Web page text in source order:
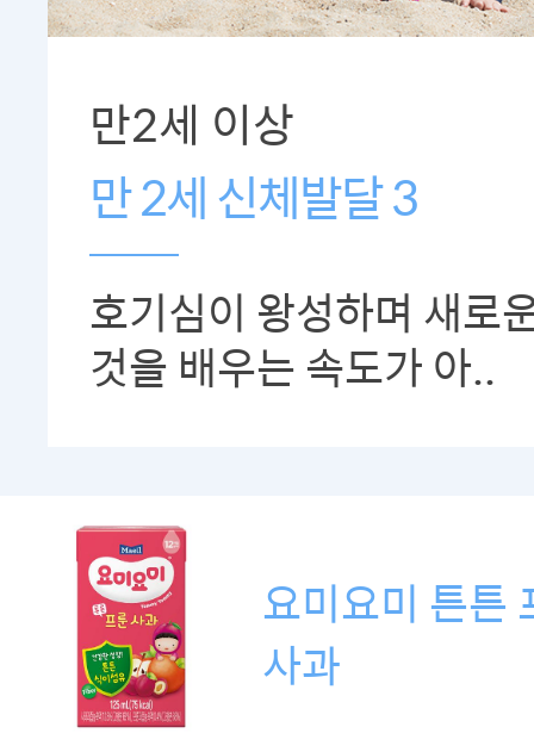
만2세 이상
만 2세 신체발달 3
호기심이 왕성하며 새로
것을 배우는 속도가 아..
요미요미 튼튼
사과